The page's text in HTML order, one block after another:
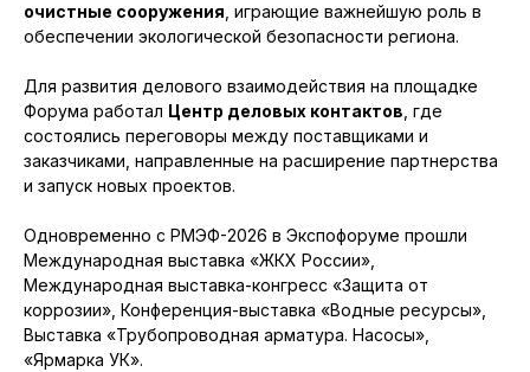
очистные сооружения , играющие важнейшую роль в
обеспечении экологической безопасности региона.
Для развития делового взаимодействия на площадке
Форума работал Центр деловых контактов , где
состоялись переговоры между поставщиками и
заказчиками, направленные на расширение партнерства
и запуск новых проектов.
Одновременно с РМЭФ-2026 в Экспофоруме прошли
Международная выставка «ЖКХ России»,
Международная выставка-конгресс «Защита от
коррозии», Конференция-выставка «Водные ресурсы»,
Выставка «Трубопроводная арматура. Насосы»,
«Ярмарка УК».